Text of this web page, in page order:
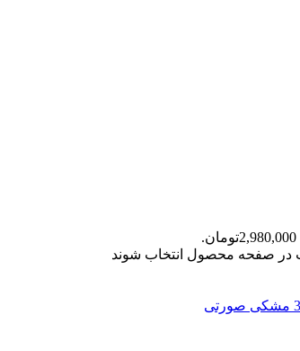
در صفحه محصول انتخاب شوند
مشکی صورتی